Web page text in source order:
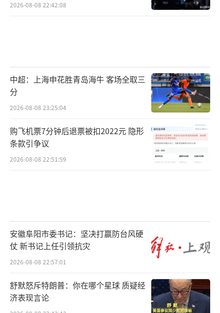
2026-08-08 22:42:08
中超：上海申花胜青岛海牛 客场全取三
分
2026-08-08 23:25:04
购飞机票7分钟后退票被扣2022元 隐形
条款引争议
2026-08-08 22:51:59
安徽阜阳市委书记：坚决打赢防台风硬
仗 新书记上任引领抗灾
2026-08-08 22:57:01
舒默怒斥特朗普：你在哪个星球 质疑经
济表现言论